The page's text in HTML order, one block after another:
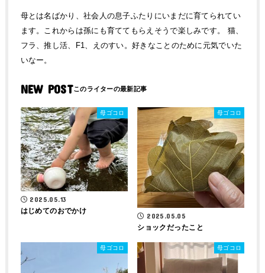
母とは名ばかり、社会人の息子ふたりにいまだに育てられてい
ます。これからは孫にも育ててもらえそうで楽しみです。 猫、
フラ、推し活、F1、えのすい。好きなことのために元気でいた
いなー。
NEW POST
母ゴコロ
2025.05.13
はじめてのおでかけ
母ゴコロ
2025.05.05
ショックだったこと
母ゴコロ 母ゴコロ